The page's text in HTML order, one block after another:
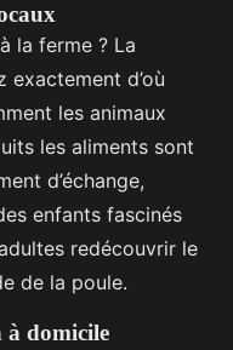
la ferme ? La
exactement d’où
les animaux
les aliments sont
d’échange,
enfants fascinés
redécouvrir le
de la poule.
à domicile